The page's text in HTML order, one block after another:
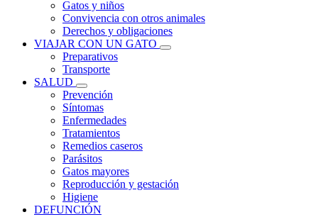
Gatos y niños
Convivencia con otros animales
Derechos y obligaciones
VIAJAR CON UN GATO
Preparativos
Transporte
SALUD
Prevención
Síntomas
Enfermedades
Tratamientos
Remedios caseros
Parásitos
Gatos mayores
Reproducción y gestación
Higiene
DEFUNCIÓN